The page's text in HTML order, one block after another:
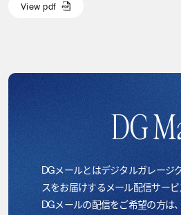
View pdf
DG
DGメールとはデジタルガレージ
スをお届けするメール配信サービ
DGメールの配信をご希望の方は